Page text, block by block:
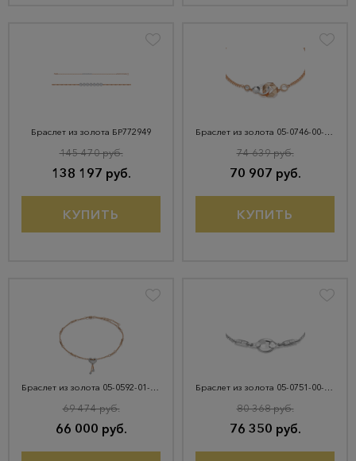
Браслет из золота БР772949
138 197 руб.
145 470 руб.
КУПИТЬ
Браслет из золота 05-0746-00-201-1111
70 907 руб.
74 639 руб.
КУПИТЬ
Браслет из золота 05-0592-01-000-1111-63
66 000 руб.
69 474 руб.
Браслет из золота 05-0751-00-201-1120
76 350 руб.
80 368 руб.